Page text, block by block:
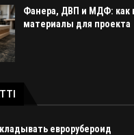
Фанера, ДВП и МДФ: как
материалы для проекта
еврорубероид